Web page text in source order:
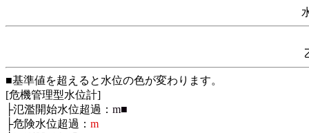
■基準値を超えると水位の色が変わります。
[危機管理型水位計]
├氾濫開始水位超過： m■
├危険水位超過： m